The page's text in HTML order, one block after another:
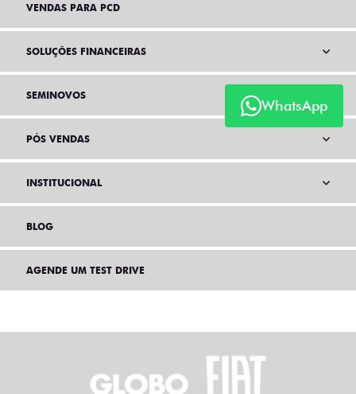
WhatsApp
VENDAS PARA PCD
SOLUÇÕES FINANCEIRAS
SEMINOVOS
PÓS VENDAS
INSTITUCIONAL
BLOG
AGENDE UM TEST DRIVE